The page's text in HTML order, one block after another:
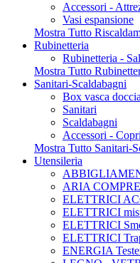
Accessori -
Vasi espansione
Mostra Tutto
Rubinetteria
Rubinetteria -
Mostra Tutto
Sanitari-Scaldabagni
Box vasca doccia
Sanitari
Scaldabagni
Accessori -
Mostra Tutto Sanitari-
Utensileria
ARIA
ELETTRICI
ELETTRICI
ELETTRICI
ELETTRICI
ENERGIA